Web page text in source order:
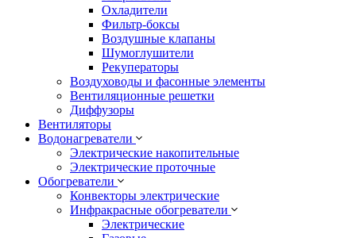
Охладители
Фильтр-боксы
Воздушные клапаны
Шумоглушители
Рекуператоры
Воздуховоды и фасонные элементы
Вентиляционные решетки
Диффузоры
Вентиляторы
Водонагреватели
Электрические накопительные
Электрические проточные
Обогреватели
Конвекторы электрические
Инфракрасные обогреватели
Электрические